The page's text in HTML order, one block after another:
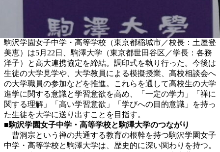
駒沢学園女子中学・高等学校（東京都稲城市／校長：土屋登
美恵）は5月22日、駒澤大学（東京都世田谷区／学長：各務
洋子）と高大連携協定を締結。調印式を執り行った。今後は
生徒の大学見学や、大学教員による模擬授業、高校相談会へ
の大学職員の参加などを推進。これらを通して高校生の大学
進学に関する意識と学習意欲を高め、「一定の学力」「禅に
関する理解」「高い学習意欲」「学びへの目的意識」を持っ
た生徒を大学に送り出すことを目指す。
■駒沢学園女子中学・高等学校と駒澤大学のつながり
曹洞宗という禅の共通する教育の根幹を持つ駒沢学園女子
中学・高等学校と駒澤大学は、歴史的に深い関わりを持つ。